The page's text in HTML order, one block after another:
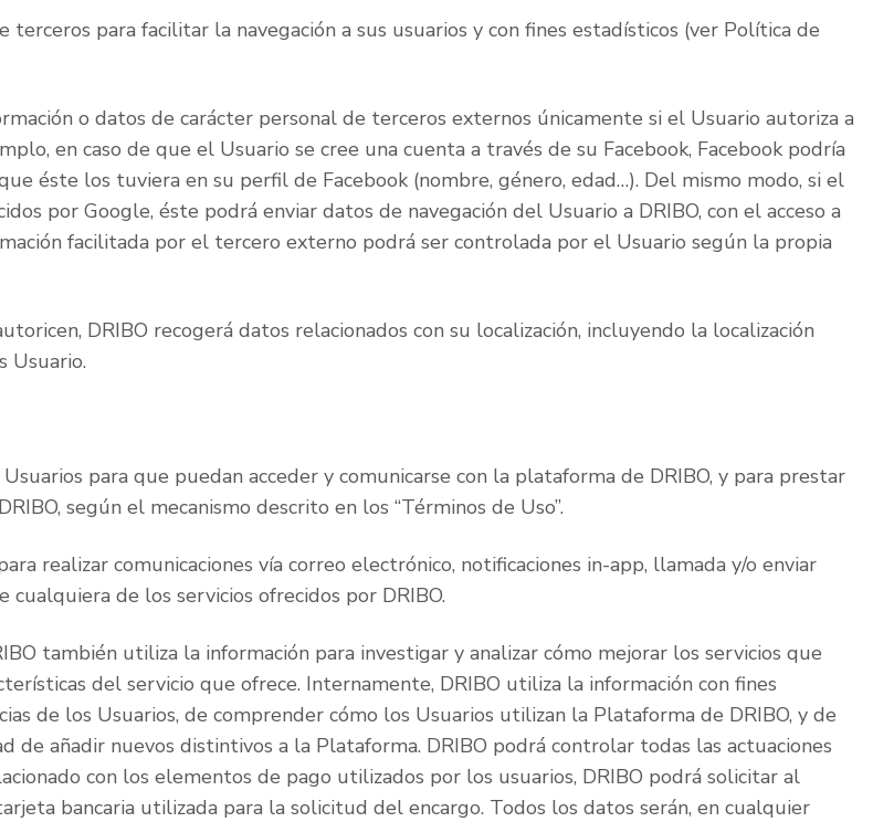
terceros para facilitar la navegación a sus usuarios y con fines estadísticos (ver Política de
o datos de carácter personal de terceros externos únicamente si el Usuario autoriza a
en caso de que el Usuario se cree una cuenta a través de su Facebook, Facebook podría
éste los tuviera en su perfil de Facebook (nombre, género, edad…). Del mismo modo, si el
por Google, éste podrá enviar datos de navegación del Usuario a DRIBO, con el acceso a
facilitada por el tercero externo podrá ser controlada por el Usuario según la propia
DRIBO recogerá datos relacionados con su localización, incluyendo la localización
Usuario.
para que puedan acceder y comunicarse con la plataforma de DRIBO, y para prestar
según el mecanismo descrito en los “Términos de Uso”.
realizar comunicaciones vía correo electrónico, notificaciones in-app, llamada y/o enviar
de los servicios ofrecidos por DRIBO.
también utiliza la información para investigar y analizar cómo mejorar los servicios que
del servicio que ofrece. Internamente, DRIBO utiliza la información con fines
de los Usuarios, de comprender cómo los Usuarios utilizan la Plataforma de DRIBO, y de
de añadir nuevos distintivos a la Plataforma. DRIBO podrá controlar todas las actuaciones
con los elementos de pago utilizados por los usuarios, DRIBO podrá solicitar al
bancaria utilizada para la solicitud del encargo. Todos los datos serán, en cualquier